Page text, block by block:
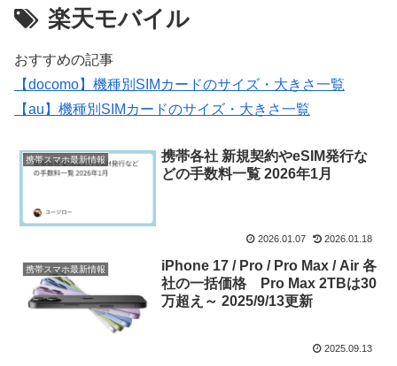
楽天モバイル
おすすめの記事
【docomo】機種別SIMカードのサイズ・大きさ一覧
【au】機種別SIMカードのサイズ・大きさ一覧
携帯スマホ最新情報
携帯各社 新規契約やeSIM発行な
どの手数料一覧 2026年1月
2026.01.07 2026.01.18
携帯スマホ最新情報
iPhone 17 / Pro / Pro Max / Air 各
社の一括価格 Pro Max 2TBは30
万超え～ 2025/9/13更新
2025.09.13